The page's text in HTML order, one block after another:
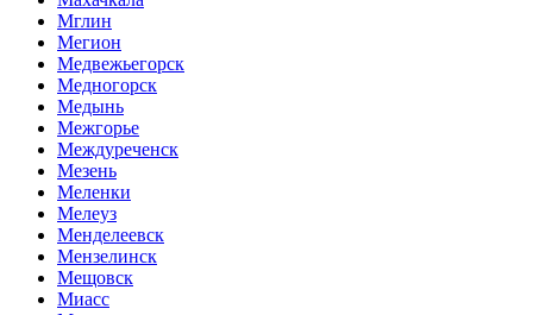
Мглин
Мегион
Медвежьегорск
Медногорск
Медынь
Межгорье
Междуреченск
Мезень
Меленки
Мелеуз
Менделеевск
Мензелинск
Мещовск
Миасс